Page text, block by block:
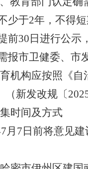
少于2年，不得
前30 日进行公示
报市卫健委、市
机构应按照 《
（新发改规〔
时间及方式
7 月 7 日前将意见